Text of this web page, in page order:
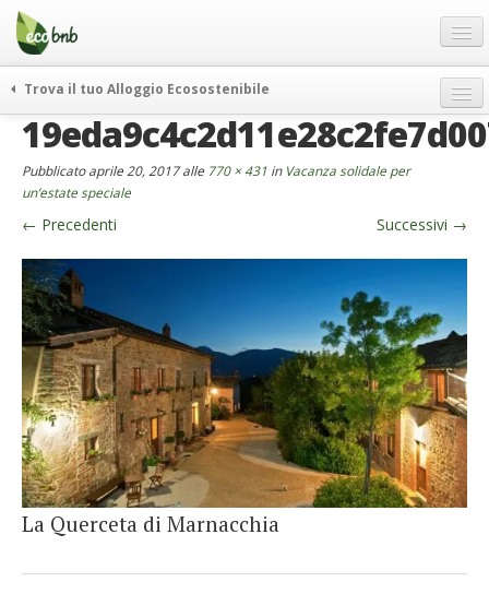
Menu
Salta
contenuto
Offerte Speciali
Regali
FAQ
Chi Siamo
Partner
Contatti
Italiano
German
English
Spanish
French
Trova il tuo Alloggio Ecosostenibile
weekend green
curiosità
vivere e viaggiare verde
news ed eventi
ecohotel
rassegna stampa
Pubblicatoaprile 20, 2017alle 770 × 431 in Vacanza solidale per
un’estate speciale
← Precedenti Successivi →
La Querceta di Marnacchia